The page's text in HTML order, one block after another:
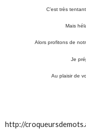
C’est très
Mais
Alors profitons de
Je
Au plaisir de
http://